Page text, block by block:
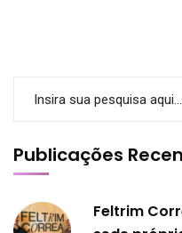
Publicações
Feltrim